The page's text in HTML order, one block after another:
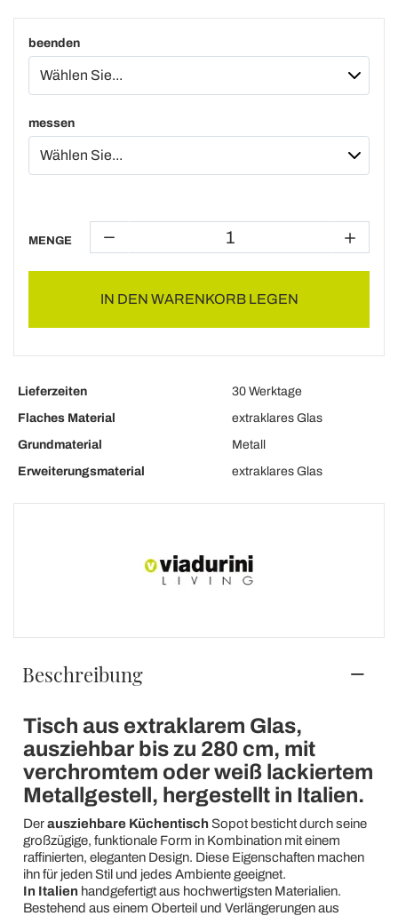
beenden
messen
MENGE
IN DEN WARENKORB LEGEN
Lieferzeiten
30 Werktage
Flaches Material
extraklares Glas
Grundmaterial
Metall
Erweiterungsmaterial
extraklares Glas
Beschreibung
Tisch aus extraklarem Glas,
ausziehbar bis zu 280 cm, mit
verchromtem oder weiß lackiertem
Metallgestell, hergestellt in Italien.
Derausziehbare Küchentisch Sopot besticht durch seine
großzügige, funktionale Form in Kombination mit einem
raffinierten, eleganten Design. Diese Eigenschaften machen
ihn für jeden Stil und jedes Ambiente geeignet.
In Italien handgefertigt aus hochwertigsten Materialien.
Bestehend aus einem Oberteil und Verlängerungen aus